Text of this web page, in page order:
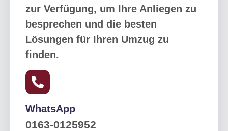
zur Verfügung, um Ihre Anliegen zu
besprechen und die besten
Lösungen für Ihren Umzug zu
finden.
WhatsApp
0163-0125952